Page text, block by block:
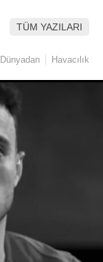
TÜM YAZILARI
Dünyadan Havacılık